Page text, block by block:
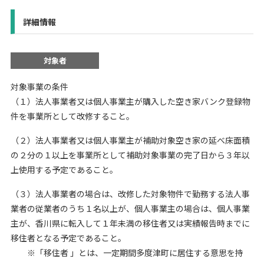
詳細情報
対象者
対象事業の条件
（１）法人事業者又は個人事業主が購入した空き家バンク登録物
件を事業所として改修すること。
（２）法人事業者又は個人事業主が補助対象空き家の延べ床面積
の２分の１以上を事業所として補助対象事業の完了日から３年以
上使用する予定であること。
（３）法人事業者の場合は、改修した対象物件で勤務する法人事
業者の従業者のうち１名以上が、個人事業主の場合は、個人事業
主が、香川県に転入して１年未満の移住者又は実績報告時までに
移住者となる予定であること。
※「移住者 」とは、一定期間多度津町に居住する意思を持